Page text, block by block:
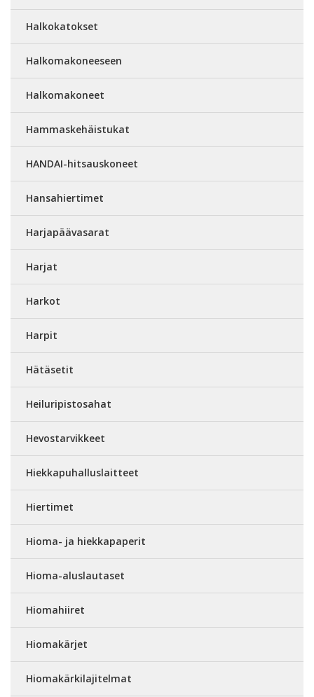
Halkokatokset
Halkomakoneeseen
Halkomakoneet
Hammaskehäistukat
HANDAI-hitsauskoneet
Hansahiertimet
Harjapäävasarat
Harjat
Harkot
Harpit
Hätäsetit
Heiluripistosahat
Hevostarvikkeet
Hiekkapuhalluslaitteet
Hiertimet
Hioma- ja hiekkapaperit
Hioma-aluslautaset
Hiomahiiret
Hiomakärjet
Hiomakärkilajitelmat